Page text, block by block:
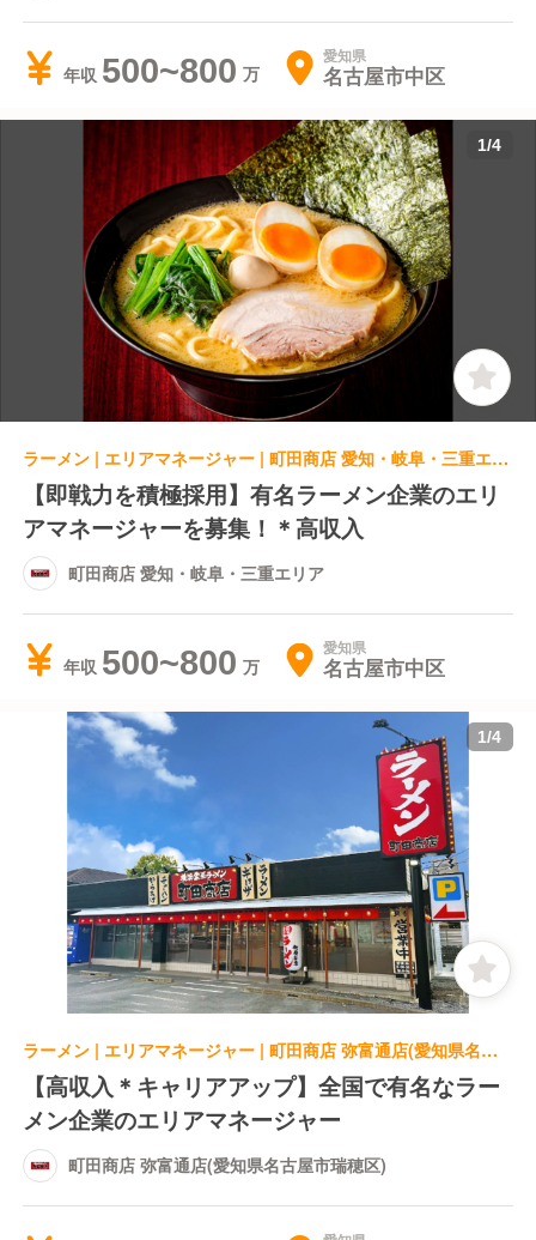
年収 500~800 愛知県
名古屋市中区
1/4
ラーメン | エリアマネージャー | 町田商店 愛知・岐阜・三重エリア
【即戦力を積極採用】有名ラーメン企業のエリ
アマネージャーを募集！＊高収入
町田商店 愛知・岐阜・三重エリア
年収 500~800 愛知県
名古屋市中区
1/4
ラーメン | エリアマネージャー | 町田商店 弥富通店(愛知県名古屋市瑞穂区)
【高収入＊キャリアアップ】全国で有名なラー
メン企業のエリアマネージャー
町田商店 弥富通店(愛知県名古屋市瑞穂区)